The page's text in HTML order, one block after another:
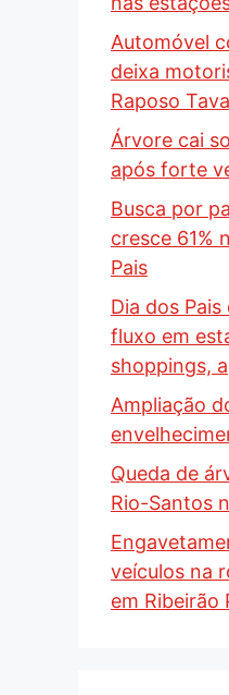
Automóvel
deixa
Raposo
Árvore cai
após forte
Busca por
cresce 61%
Pais
Dia dos
fluxo em
shoppings,
Ampliação
Queda de
Rio-Santos
veículos na
em Ribeirão